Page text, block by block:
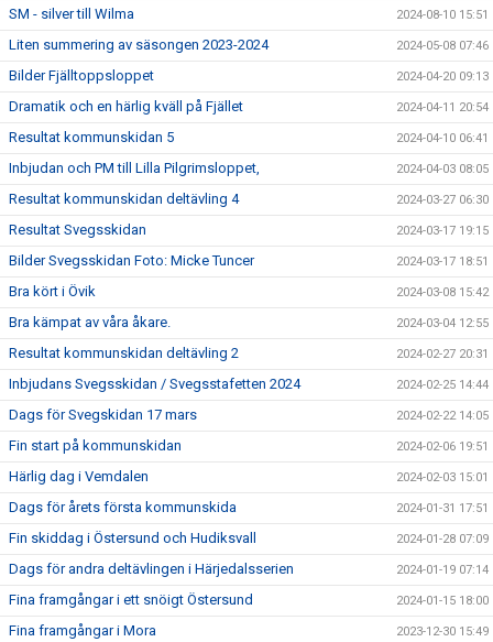
SM - silver till Wilma 2024-08-10 15:51
Liten summering av säsongen 2023-2024 2024-05-08 07:46
Bilder Fjälltoppsloppet 2024-04-20 09:13
Dramatik och en härlig kväll på Fjället 2024-04-11 20:54
Resultat kommunskidan 5 2024-04-10 06:41
Inbjudan och PM till Lilla Pilgrimsloppet, 2024-04-03 08:05
Resultat kommunskidan deltävling 4 2024-03-27 06:30
Resultat Svegsskidan 2024-03-17 19:15
Bilder Svegsskidan Foto: Micke Tuncer 2024-03-17 18:51
Bra kört i Övik 2024-03-08 15:42
Bra kämpat av våra åkare. 2024-03-04 12:55
Resultat kommunskidan deltävling 2 2024-02-27 20:31
Inbjudans Svegsskidan / Svegsstafetten 2024 2024-02-25 14:44
Dags för Svegskidan 17 mars 2024-02-22 14:05
Fin start på kommunskidan 2024-02-06 19:51
Härlig dag i Vemdalen 2024-02-03 15:01
Dags för årets första kommunskida 2024-01-31 17:51
Fin skiddag i Östersund och Hudiksvall 2024-01-28 07:09
Dags för andra deltävlingen i Härjedalsserien 2024-01-19 07:14
Fina framgångar i ett snöigt Östersund 2024-01-15 18:00
Fina framgångar i Mora 2023-12-30 15:49